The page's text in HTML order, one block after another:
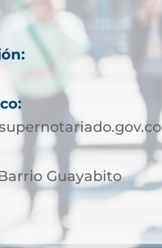
Guayabito